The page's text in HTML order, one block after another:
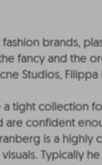
brands,
fancy and the
Studios,
a tight collection
are confident
is a highly
Typically